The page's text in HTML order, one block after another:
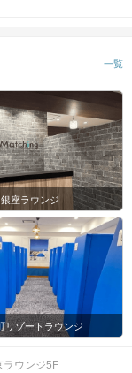
一覧
銀座ラウンジ
リゾートラウンジ
ラウンジ5F